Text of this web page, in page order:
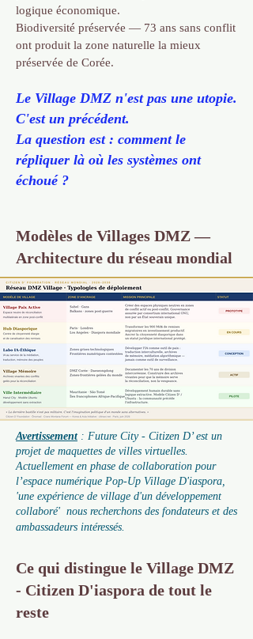
logique économique.
Biodiversité préservée — 73 ans sans conflit
ont produit la zone naturelle la mieux
préservée de Corée.
Le Village DMZ n'est pas une utopie.
C'est un précédent.
La question est : comment le
répliquer là où les systèmes ont
échoué ?
Modèles de Villages DMZ —
Architecture du réseau mondial
Avertissement: Future City - Citizen D’ est un
projet de maquettes de villes virtuelles.
Actuellement en phase de collaboration pour
l’espace numérique Pop-Up Village D'iaspora,
'une expérience de village d'un développement
collaboré' nous recherchons des fondateurs et des
ambassadeurs intéressés.
Ce qui distingue le Village DMZ
- Citizen D'iaspora de tout le
reste